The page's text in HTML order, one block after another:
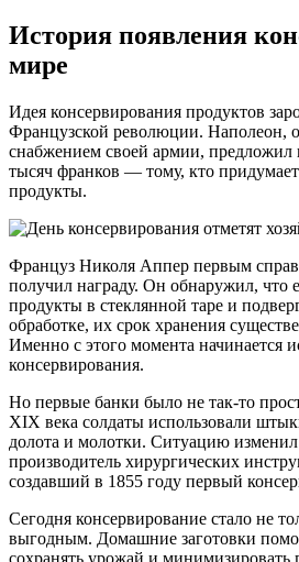
История появления
мире
Идея консервирования продуктов
Французской революции. Наполеон,
снабжением своей армии,
тысяч франков — тому, кто
продукты.
Француз Николя Аппер первым
получил награду. Он обнаружил, что
продукты в стеклянной таре и
обработке, их срок хранения
Именно с этого момента начинается
консервирования.
Но первые банки было не так-то
XIX века солдаты использовали
долота и молотки. Ситуацию
производитель хирургических
создавший в 1855 году первый
Сегодня консервирование стало не
выгодным. Домашние заготовки